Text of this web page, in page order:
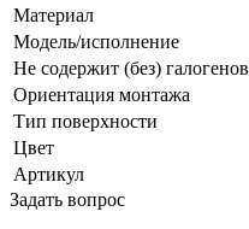
Материал
Модель/исполнение
Не содержит (без) галогенов
Ориентация монтажа
Тип поверхности
Цвет
Артикул
Задать вопрос